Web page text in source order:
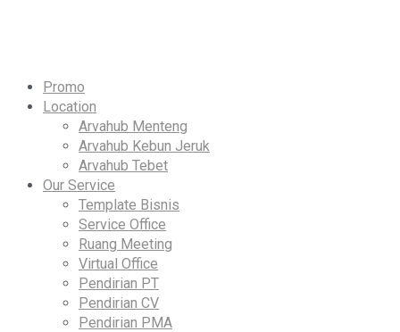
Promo
Location
Arvahub Menteng
Arvahub Kebun Jeruk
Arvahub Tebet
Our Service
Template Bisnis
Service Office
Ruang Meeting
Virtual Office
Pendirian PT
Pendirian CV
Pendirian PMA